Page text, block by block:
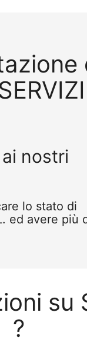
nostri
lo stato di
ed avere più
su
?